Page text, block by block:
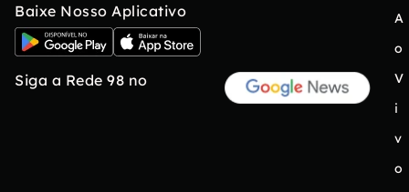
Baixe Nosso Aplicativo
Siga a Rede 98 no
A
o
V
i
v
o